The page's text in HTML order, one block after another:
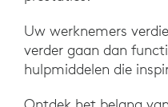
Uw werknemers
verder gaan dan
hulpmiddelen die